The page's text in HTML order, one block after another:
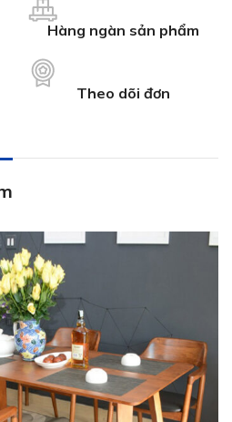
Hàng ngàn sản phẩm
Theo dõi đơn